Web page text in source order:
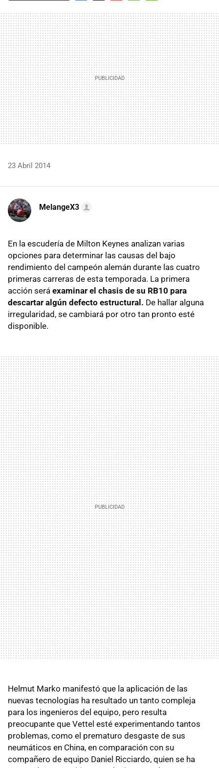
MAIL
23 Abril 2014
MelangeX3
En la escudería de Milton Keynes analizan varias
opciones para determinar las causas del bajo
rendimiento del campeón alemán durante las cuatro
primeras carreras de esta temporada. La primera
acción será examinar el chasis de su RB10 para
descartar algún defecto estructural. De hallar alguna
irregularidad, se cambiará por otro tan pronto esté
disponible.
Helmut Marko manifestó que la aplicación de las
nuevas tecnologías ha resultado un tanto compleja
para los ingenieros del equipo, pero resulta
preocupante que Vettel esté experimentando tantos
problemas, como el prematuro desgaste de sus
neumáticos en China, en comparación con su
compañero de equipo Daniel Ricciardo, quien se ha